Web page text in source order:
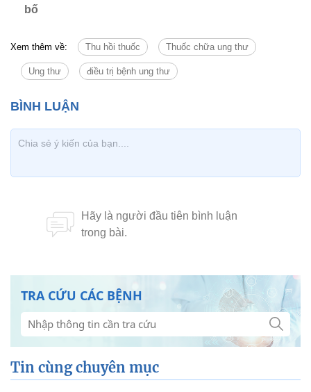
bố
Xem thêm về: Thu hồi thuốc Thuốc chữa ung thư
Ung thư điều trị bệnh ung thư
TRA CỨU CÁC BỆNH
Tin cùng chuyên mục